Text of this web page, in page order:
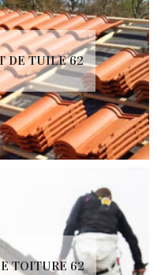
DE TUILE 62
TOITURE 62